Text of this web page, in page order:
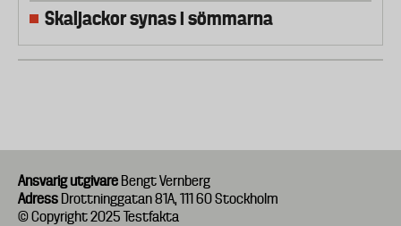
Skaljackor synas i sömmarna
Ansvarig utgivare Bengt Vernberg
Adress Drottninggatan 81A, 111 60 Stockholm
© Copyright 2025 Testfakta